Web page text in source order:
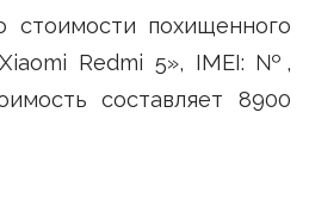
стоимости похищенного
Redmi 5», IMEI: №,
составляет 8900